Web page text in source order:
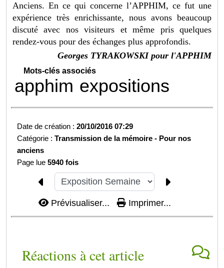
Anciens. En ce qui concerne l’APPHIM, ce fut une
expérience très enrichissante, nous avons beaucoup
discuté avec nos visiteurs et même pris quelques
rendez-vous pour des échanges plus approfondis.
Georges TYRAKOWSKI pour l'APPHIM
Mots-clés associés
apphim expositions
Date de création :20/10/2016 07:29
Catégorie :Transmission de la mémoire - Pour nos
anciens
Page lue5940 fois
Prévisualiser... Imprimer...
Réactions à cet article